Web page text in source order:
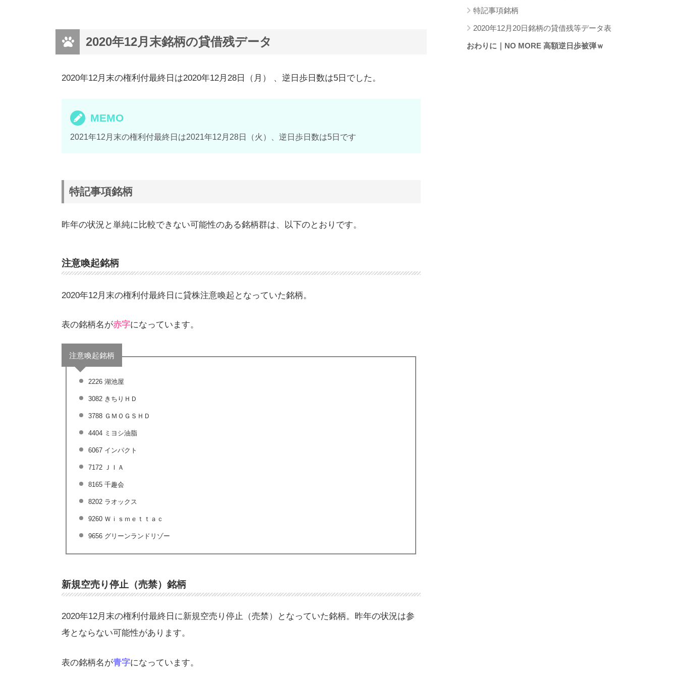
2020年12月末銘柄の貸借残データ
2020年12月末の権利付最終日は2020年12月28日（月） 、逆日歩日数は5日でした。
MEMO
2021年12月末の権利付最終日は2021年12月28日（火）、逆日歩日数は5日です
特記事項銘柄
昨年の状況と単純に比較できない可能性のある銘柄群は、以下のとおりです。
注意喚起銘柄
2020年12月末の権利付最終日に貸株注意喚起となっていた銘柄。
表の銘柄名が赤字になっています。
注意喚起銘柄
2226 湖池屋
3082 きちりＨＤ
3788 ＧＭＯＧＳＨＤ
4404 ミヨシ油脂
6067 インパクト
7172 ＪＩＡ
8165 千趣会
8202 ラオックス
9260 Ｗｉｓｍｅｔｔａｃ
9656 グリーンランドリゾー
新規空売り停止（売禁）銘柄
2020年12月末の権利付最終日に新規空売り停止（売禁）となっていた銘柄。昨年の状況は参
考とならない可能性があります。
表の銘柄名が青字になっています。
特記事項銘柄
2020年12月20日銘柄の貸借残等データ表
おわりに｜NO MORE 高額逆日歩被弾ｗ